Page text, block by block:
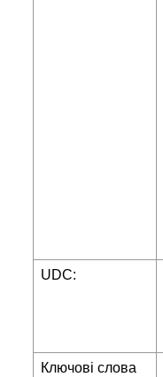
UDC:
Ключові слова